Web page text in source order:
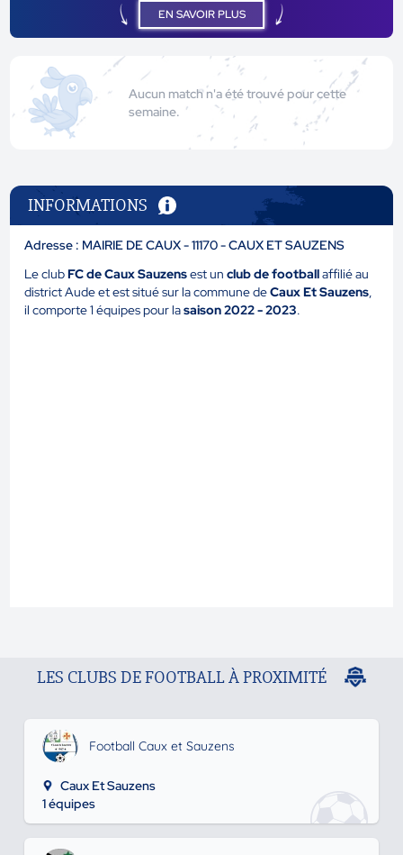
EN SAVOIR PLUS
Aucun match n'a été trouvé pour cette
semaine.
INFORMATIONS
Adresse : MAIRIE DE CAUX - 11170 - CAUX ET SAUZENS
Le clubFC de Caux Sauzensest unclub de footballaffilié au
district Aude et est situé sur la commune deCaux Et Sauzens,
il comporte 1 équipes pour lasaison 2022 - 2023.
LES CLUBS DE FOOTBALL À PROXIMITÉ
Football Caux et Sauzens
Caux Et Sauzens
1 équipes